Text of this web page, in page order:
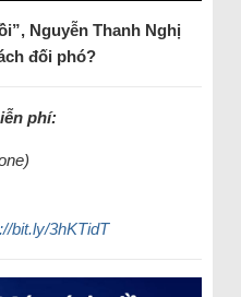
Nguyễn Thanh Nghị
đối phó?
phí:
bit.ly/3hKTidT